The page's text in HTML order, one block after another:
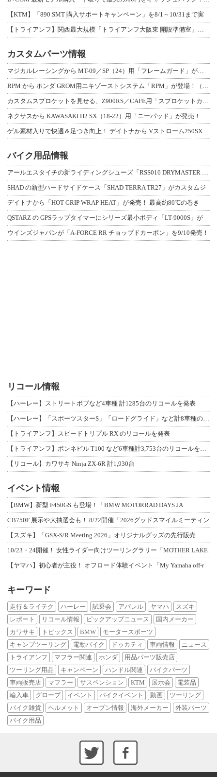
【KTM】「890 SMT 購入サポートキャンペーン」を8/1～10/31まで実
カスタムパーツ情報
ネクサスから KAWASAKI H2 SX（18-22）用「ニーパッド」が発売！
バイク用品情報
SHAD の新型ハードサイドケース「SHAD TERRA TR27」がカスタムジ
デイトナから「HOT GRIP WRAP HEAT」が発売！ 最高約80℃の巻き
QSTARZ の GPSラップタイマーにシリーズ最小ボディ「LT-9000S」が
ウインズジャパンが「A-FORCE RR チョップドカーボン」を9/10発売！
リコール情報
【ハーレー】ストリートボブなど4車種 計1285台のリコールを発表
【トライアンフ】スピードトリプル RX のリコールを発表
【リコール】カワサキ Ninja ZX-6R 計1,930台
イベント情報
【BMW】新型 F450GS も登場！「BMW MOTORRAD DAYS JA
CB750F 展示や大抽選会も！ 8/22開催「2026グッドスマイルミーティン
【スズキ】「GSX-S/R Meeting 2026」オリジナルグッズの先行販売
10/23・24開催！ 女性ライダー向けツーリングラリー「MOTHER LAKE
【ヤマハ】初心者が主役！ オフロード体験イベント「My Yamaha off-r
キーワード
走行＆ライテク ハーレー 試乗会 アパレル ヤマハ
スズキ
レポート
リコール情報 ピックアップニュース
国内メーカー
カワサキ
トピックス BMW
モータースポーツ
キャンプツーリング
電動バイク ドゥカティ 車両情報
ニュース
トライアンフ
マフラー関連 ホンダ
用品パーツ販売店
ツーリング用品
キャンペーン ハンドル関連
バイクパーツ
車両販売店
マフラー サスペンション KTM 展示会
電装品
輸入車
グローブ イベント バイクイベント 動画
ツーリング
バイク雑貨
ヘルメット オープン情報 海外メーカー
外装パーツ
バイク用品